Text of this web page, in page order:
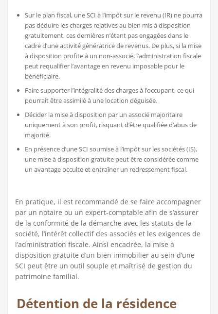
Sur le plan fiscal, une SCI à l’impôt sur le revenu (IR) ne pourra
pas déduire les charges relatives au bien mis à disposition
gratuitement, ces dernières n’étant pas engagées dans le
cadre d’une activité génératrice de revenus. De plus, si la mise
à disposition profite à un non-associé, l’administration fiscale
peut requalifier l’avantage en revenu imposable pour le
bénéficiaire.
Faire supporter l’intégralité des charges à l’occupant, ce qui
pourrait être assimilé à une location déguisée.
Décider la mise à disposition par un associé majoritaire
uniquement à son profit, risquant d’être qualifiée d’abus de
majorité.
En présence d’une SCI soumise à l’impôt sur les sociétés (IS),
une mise à disposition gratuite peut être considérée comme
un avantage occulte et entraîner un redressement fiscal.
En pratique, il est recommandé de se faire accompagner
par un notaire ou un expert-comptable afin de s’assurer
de la conformité de la démarche avec les statuts de la
société, l’intérêt collectif des associés et les exigences de
l’administration fiscale. Ainsi encadrée, la mise à
disposition gratuite d’un bien immobilier au sein d’une
SCI peut être un outil souple et maîtrisé de gestion du
patrimoine familial.
Détention de la résidence